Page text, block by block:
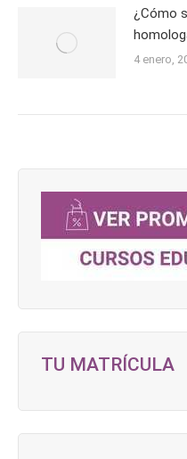
¿Cómo
4 enero,
TU MATRÍCULA